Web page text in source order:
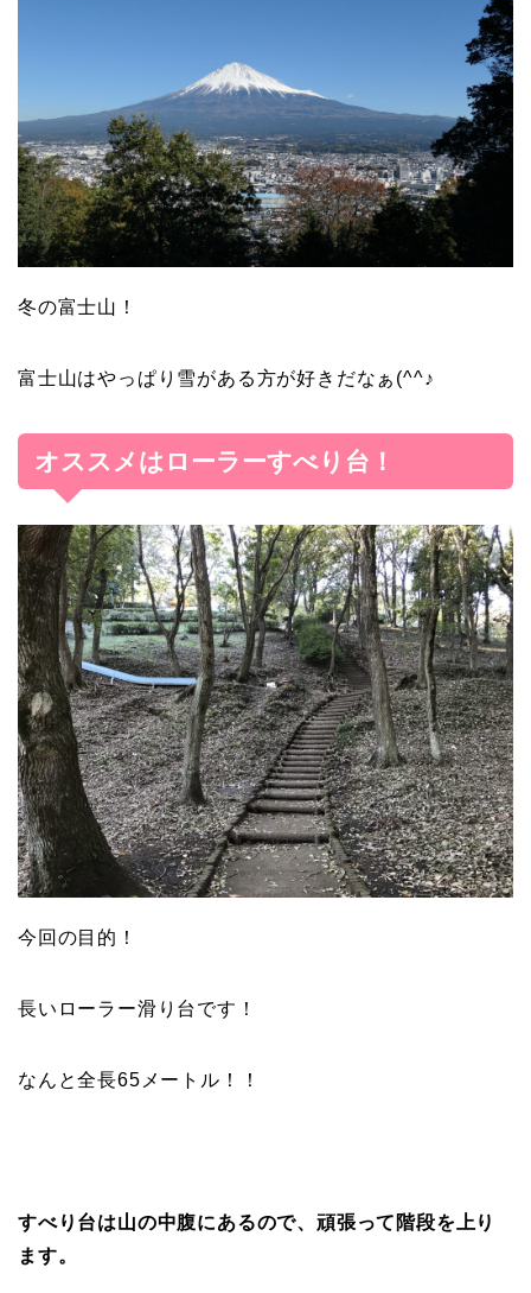
冬の富士山！
富士山はやっぱり雪がある方が好きだなぁ(^^♪
オススメはローラーすべり台！
今回の目的！
長いローラー滑り台です！
なんと全長65メートル！！
すべり台は山の中腹にあるので、頑張って階段を上り
ます。